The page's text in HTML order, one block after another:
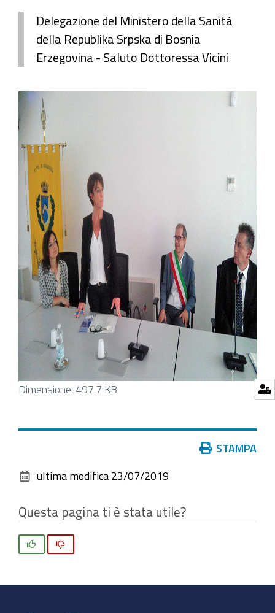
Delegazione del Ministero della Sanità
della Republika Srpska di Bosnia
Erzegovina - Saluto Dottoressa Vicini
Clicca
dimensioni
Dimensione: 497.7 KB
documento
STAMPA
ultima modifica 23/07/2019
Questa pagina ti è stata utile?